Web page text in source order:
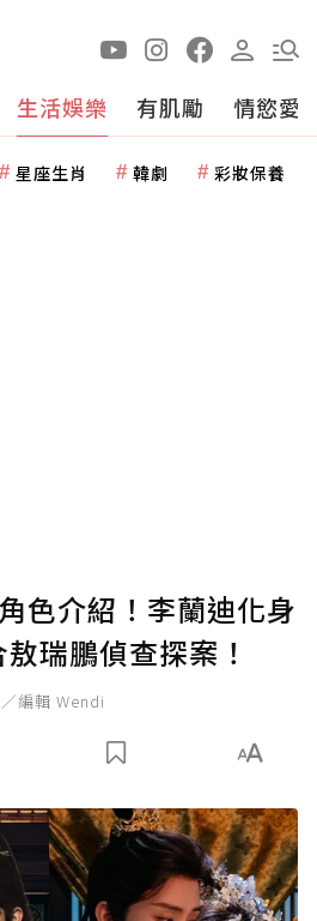
生活娛樂 有肌勵 情慾愛
星座生肖 韓劇 彩妝保養
色介紹！李蘭迪化身
瑞鵬偵查探案！
編輯 Wendi